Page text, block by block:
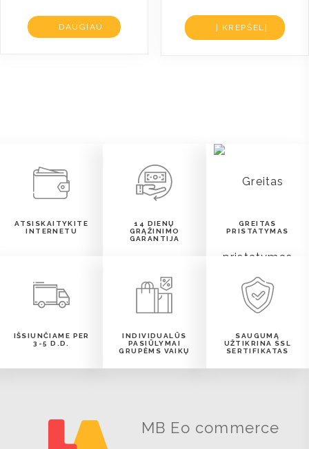
DAUGIAU Į KREPŠELĮ
ATSISKAITYKITE
INTERNETU
14 DIENŲ
GRĄŽINIMO
GARANTIJA
GREITAS
PRISTATYMAS
IŠSIUNČIAME PER
3-5 D.D.
INDIVIDUALŪS
PASIŪLYMAI
GRUPĖMS VAIKŲ
SAUGUMĄ
UŽTIKRINA SSL
SERTIFIKATAS
MB Eo commerce